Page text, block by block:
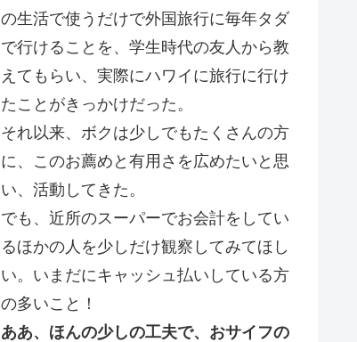
の生活で使うだけで外国旅行に毎年タダ
で行けることを、学生時代の友人から教
えてもらい、実際にハワイに旅行に行け
たことがきっかけだった。
それ以来、ボクは少しでもたくさんの方
に、このお薦めと有用さを広めたいと思
い、活動してきた。
でも、近所のスーパーでお会計をしてい
るほかの人を少しだけ観察してみてほし
い。いまだにキャッシュ払いしている方
の多いこと！
ああ、ほんの少しの工夫で、おサイフの